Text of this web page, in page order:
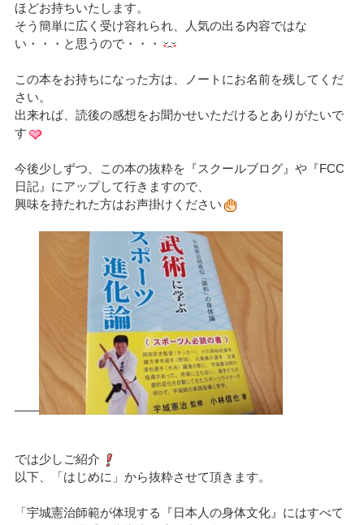
ほどお持ちいたします。
そう簡単に広く受け容れられ、人気の出る内容ではな
い・・・と思うので・・・
この本をお持ちになった方は、ノートにお名前を残してくだ
さい。
出来れば、読後の感想をお聞かせいただけるとありがたいで
す
今後少しずつ、この本の抜粋を『スクールブログ』や『FCC
日記』にアップして行きますので、
興味を持たれた方はお声掛けください
では少しご紹介
以下、「はじめに」から抜粋させて頂きます。
「宇城憲治師範が体現する『日本人の身体文化』にはすべて